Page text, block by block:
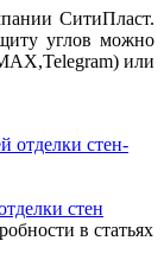
СитиПласт.
углов можно
или
стен
в статьях